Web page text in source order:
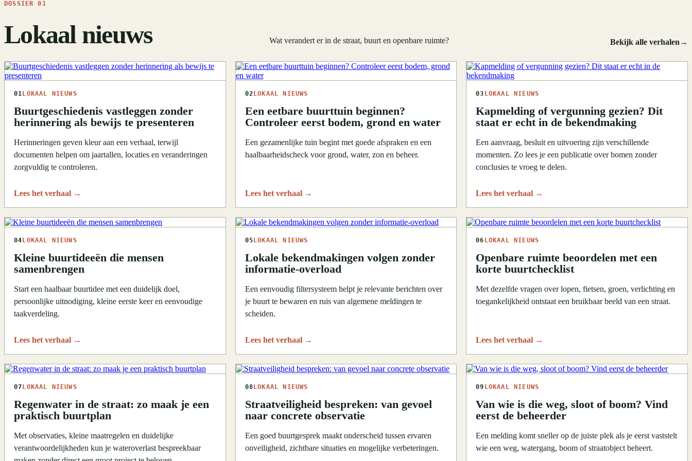
DOSSIER 01
Lokaal nieuws Wat verandert er in de straat, buurt en openbare ruimte? Bekijk alle verhalen→
01 LOKAAL NIEUWS
Buurtgeschiedenis vastleggen zonder
herinnering als bewijs te presenteren
Herinneringen geven kleur aan een verhaal, terwijl
documenten helpen om jaartallen, locaties en veranderingen
zorgvuldig te controleren.
Lees het verhaal →
02 LOKAAL NIEUWS
Een eetbare buurttuin beginnen?
Controleer eerst bodem, grond en water
Een gezamenlijke tuin begint met goede afspraken en een
haalbaarheidscheck voor grond, water, zon en beheer.
Lees het verhaal →
03 LOKAAL NIEUWS
Kapmelding of vergunning gezien? Dit
staat er echt in de bekendmaking
Een aanvraag, besluit en uitvoering zijn verschillende
momenten. Zo lees je een publicatie over bomen zonder
conclusies te vroeg te delen.
Lees het verhaal →
04 LOKAAL NIEUWS
Kleine buurtideeën die mensen
samenbrengen
Start een haalbaar buurtidee met een duidelijk doel,
persoonlijke uitnodiging, kleine eerste keer en eenvoudige
taakverdeling.
Lees het verhaal →
05 LOKAAL NIEUWS
Lokale bekendmakingen volgen zonder
informatie-overload
Een eenvoudig filtersysteem helpt je relevante berichten over
je buurt te bewaren en ruis van algemene meldingen te
scheiden.
Lees het verhaal →
06 LOKAAL NIEUWS
Openbare ruimte beoordelen met een
korte buurtchecklist
Met dezelfde vragen over lopen, fietsen, groen, verlichting en
toegankelijkheid ontstaat een bruikbaar beeld van een straat.
Lees het verhaal →
07 LOKAAL NIEUWS
Regenwater in de straat: zo maak je een
praktisch buurtplan
Met observaties, kleine maatregelen en duidelijke
verantwoordelijkheden kun je wateroverlast bespreekbaar
08 LOKAAL NIEUWS
Straatveiligheid bespreken: van gevoel
naar concrete observatie
Een goed buurtgesprek maakt onderscheid tussen ervaren
onveiligheid, zichtbare situaties en mogelijke verbeteringen.
09 LOKAAL NIEUWS
Van wie is die weg, sloot of boom? Vind
eerst de beheerder
Een melding komt sneller op de juiste plek als je eerst vaststelt
wie een weg, watergang, boom of straatobject beheert.